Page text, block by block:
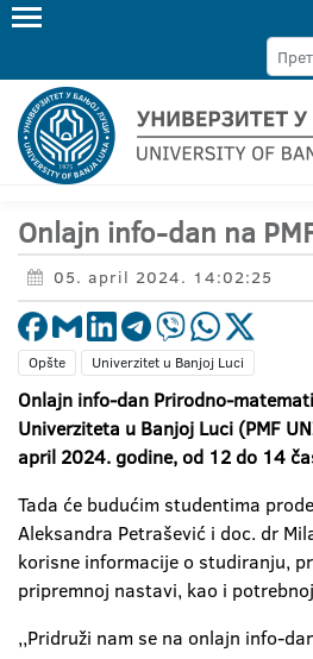
Onlajn info-dan na
05. april 2024. 14:02:25
Opšte Univerzitet u Banjoj Luci
Onlajn info-dan Prirodno-
Univerziteta u Banjoj Luci (PMF
april 2024. godine, od 12 do 14
Tada će budućim studentima
Aleksandra Petrašević i doc. dr
korisne informacije o studiranju,
pripremnoj nastavi, kao i
,,Pridruži nam se na onlajn info-